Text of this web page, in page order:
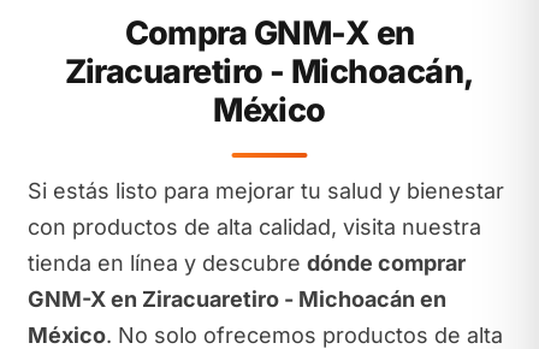
Compra GNM-X en
Ziracuaretiro - Michoacán,
México
Si estás listo para mejorar tu salud y bienestar
con productos de alta calidad, visita nuestra
tienda en línea y descubre dónde comprar
GNM-X en Ziracuaretiro - Michoacán en
México. No solo ofrecemos productos de alta